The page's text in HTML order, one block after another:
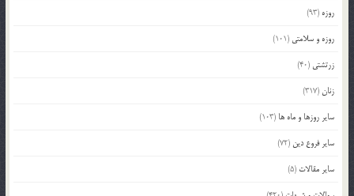
روزه (93)
روزه و سلامتی (101)
زرتشتی (40)
زنان(317)
سایر روزها و ماه ها (103)
سایر فروع دین (72)
سایر مقالات (5)